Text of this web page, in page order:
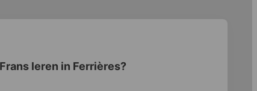
leren in Ferrières?